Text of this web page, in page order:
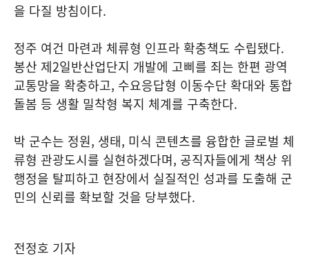
을 다질 방침이다.
정주 여건 마련과 체류형 인프라 확충책도 수립됐다.
봉산 제2일반산업단지 개발에 고삐를 죄는 한편 광역
교통망을 확충하고, 수요응답형 이동수단 확대와 통합
돌봄 등 생활 밀착형 복지 체계를 구축한다.
박 군수는 정원, 생태, 미식 콘텐츠를 융합한 글로벌 체
류형 관광도시를 실현하겠다며, 공직자들에게 책상 위
행정을 탈피하고 현장에서 실질적인 성과를 도출해 군
민의 신뢰를 확보할 것을 당부했다.
전정호 기자